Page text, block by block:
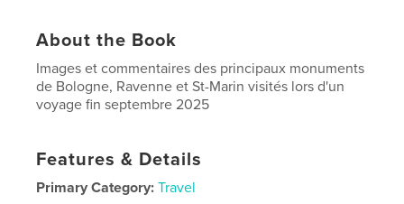
About the Book
Images et commentaires des principaux monuments
de Bologne, Ravenne et St-Marin visités lors d'un
voyage fin septembre 2025
Features & Details
Primary Category: Travel